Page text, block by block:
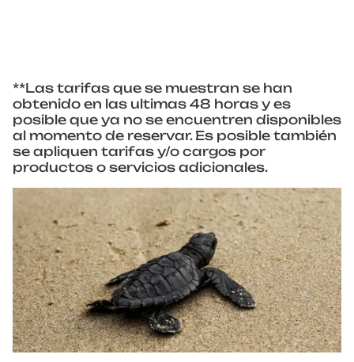
**Las tarifas que se muestran se han
obtenido en las ultimas 48 horas y es
posible que ya no se encuentren disponibles
al momento de reservar. Es posible también
se apliquen tarifas y/o cargos por
productos o servicios adicionales.